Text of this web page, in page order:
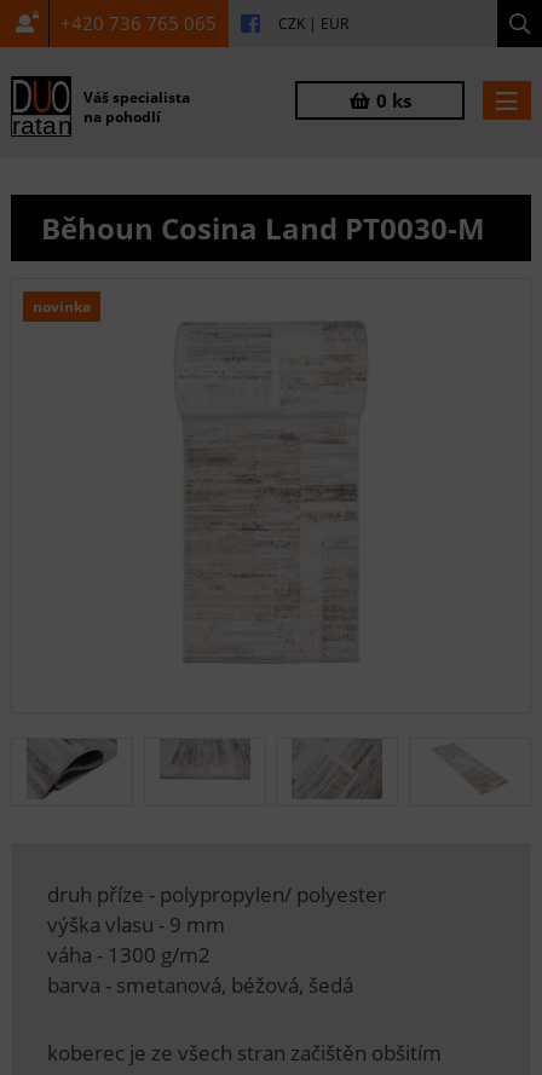
+420 736 765 065 CZK | EUR
Váš specialista
na pohodlí
0 ks
Běhoun Cosina Land PT0030-M
novinka
druh příze - polypropylen/ polyester
výška vlasu - 9 mm
váha - 1300 g/m2
barva - smetanová, béžová, šedá
koberec je ze všech stran začištěn obšitím